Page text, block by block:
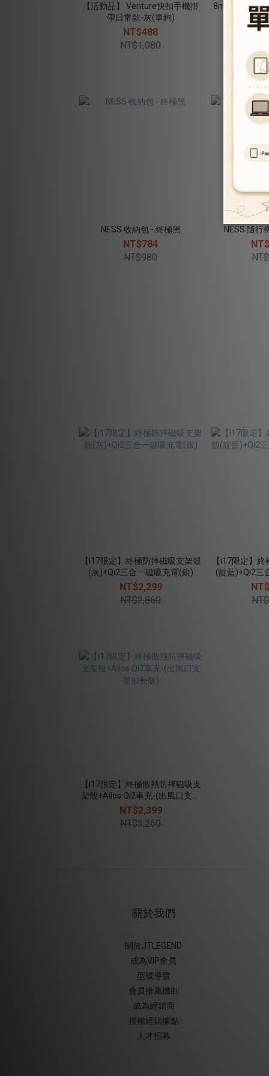
【活動品】 Venture快扣手機揹
帶日常款-灰(單鉤)
NT$488
NT$1,080
8mm 手機揹
勁黑(附
NESS 收納包 - 終極黑
NT$784
NT$980
NESS 隨行
【i17限定】終極防摔磁吸支架殼
(灰)+Qi2三合一磁吸充電(銀)
NT$2,299
NT$2,860
【i17限定】
(靛藍)+Qi2三
【i17限定】終極散熱防摔磁吸支
架殼+Ailos Qi2車充-(出風口支架
加長版)
NT$2,399
NT$3,260
關於我們
關於JTLEGEND
成為VIP會員
型號導覽
會員推薦機制
成為經銷商
授權經銷據點
人才招募